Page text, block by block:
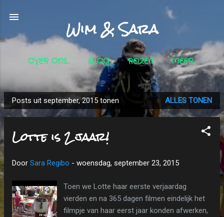
Wim & Sara
OVER ONS... BLOG REIZEN MEER…
P
o
Posts uit september, 2015 tonen ALLES TONEN
Lotte is 2 jaar!
Door Sara Regibo - woensdag, september 23, 2015
Toen we Lotte haar eerste verjaardag
vierden en na 365 dagen filmen eindelijk het
filmpje van haar eerst jaar konden afwerken,